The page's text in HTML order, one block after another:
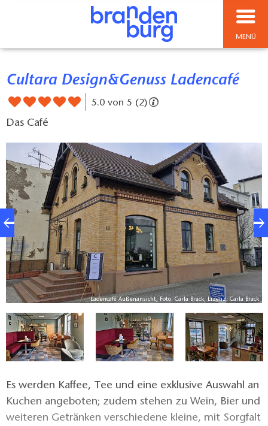
MENÜ
Cultara Design&Genuss Ladencafé
5.0 von 5 (2)
Das Café
Ladencafé Außenansicht, Foto: Carla Brack, Lizenz: Carla Brack
Es werden Kaffee, Tee und eine exklusive Auswahl an
Kuchen angeboten; zudem stehen zu Wein, Bier und
weiteren Getränken verschiedene kleine, mit Sorgfalt